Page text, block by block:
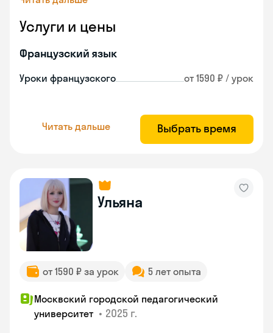
Услуги и цены
Французский язык
Уроки французского от 1590 ₽ / урок
Читать дальше Выбрать время
Ульяна
от 1590 ₽ за урок 5 лет опыта
Москвский городской педагогический
университет • 2025 г.